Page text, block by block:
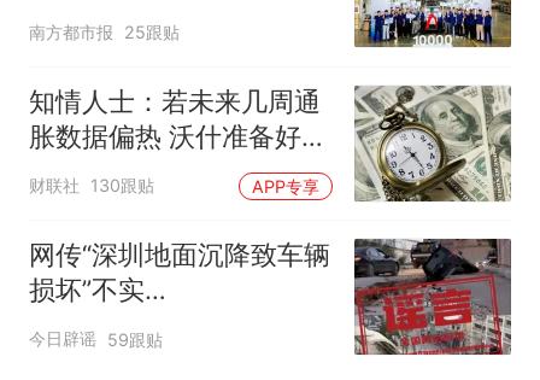
增130%
南方都市报 25跟贴
知情人士：若未来几周通
胀数据偏热 沃什准备好加
息
财联社 130跟贴 APP专享
网传“深圳地面沉降致车辆
损坏”不实
（2026·08·06）
今日辟谣 59跟贴